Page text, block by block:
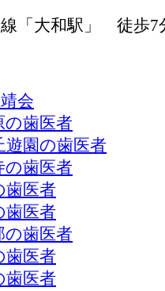
「大和駅」 徒歩7
会
の歯医者
遊園の歯医者
の歯医者
歯医者
歯医者
の歯医者
歯医者
歯医者